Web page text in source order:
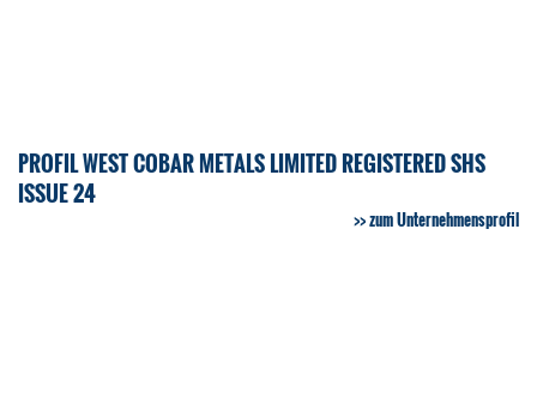
PROFIL WEST COBAR METALS LIMITED REGISTERED SHS
ISSUE 24
zum Unternehmensprofil